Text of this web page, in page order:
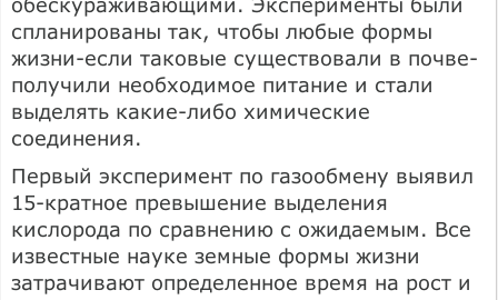
спланированы так, чтобы любые формы
жизни-если таковые существовали в почве-
получили необходимое питание и стали
выделять какие-либо химические
соединения.
Первый эксперимент по газообмену выявил
15-кратное превышение выделения
кислорода по сравнению с ожидаемым. Все
известные науке земные формы жизни
затрачивают определенное время на рост и